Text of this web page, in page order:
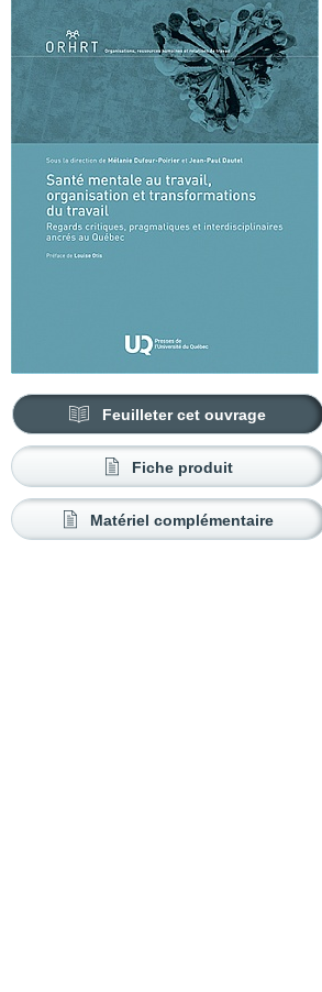
Feuilleter cet ouvrage
Fiche produit
Matériel complémentaire